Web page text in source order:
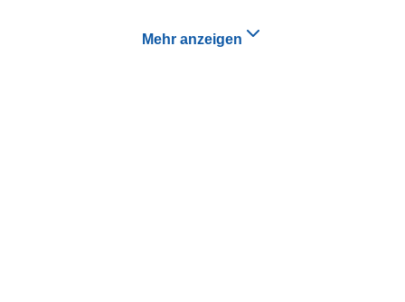
Mehr anzeigen